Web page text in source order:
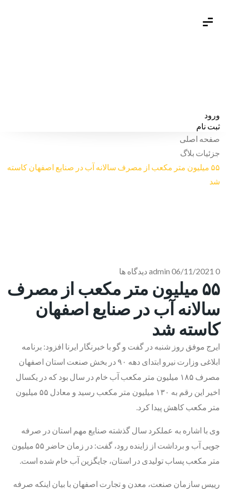
ورود
ثبت نام
صفحه اصلی
جزئیات بلاگ
۵۵ میلیون متر مکعب از مصرف سالانه آب در صنایع اصفهان کاسته
شد
admin 06/11/2021 0 دیدگاه ها
۵۵ میلیون متر مکعب از مصرف
سالانه آب در صنایع اصفهان
کاسته شد
ایرج موفق روز شنبه در گفت‌ و گو با خبرنگار ایرنا افزود: برنامه
ابلاغی وزارت نیرو ابتدای دهه ۹۰ در بخش صنعت استان اصفهان
مصرف ۱۸۵ میلیون متر مکعب آب خام در سال بود که در یکسال
اخیر این رقم به ۱۳۰ میلیون متر مکعب رسید و معادل ۵۵ میلیون
متر مکعب کاهش پیدا کرد.
وی با اشاره به عملکرد سال گذشته صنایع مهم استان در صرفه
جویی آب و برداشت از زاینده رود، گفت: در زمان حاضر ۵۵ میلیون
متر مکعب پساب تولیدی در استان، جایگزین آب خام شده است.
رییس سازمان صنعت، معدن و تجارت اصفهان با بیان اینکه صرفه